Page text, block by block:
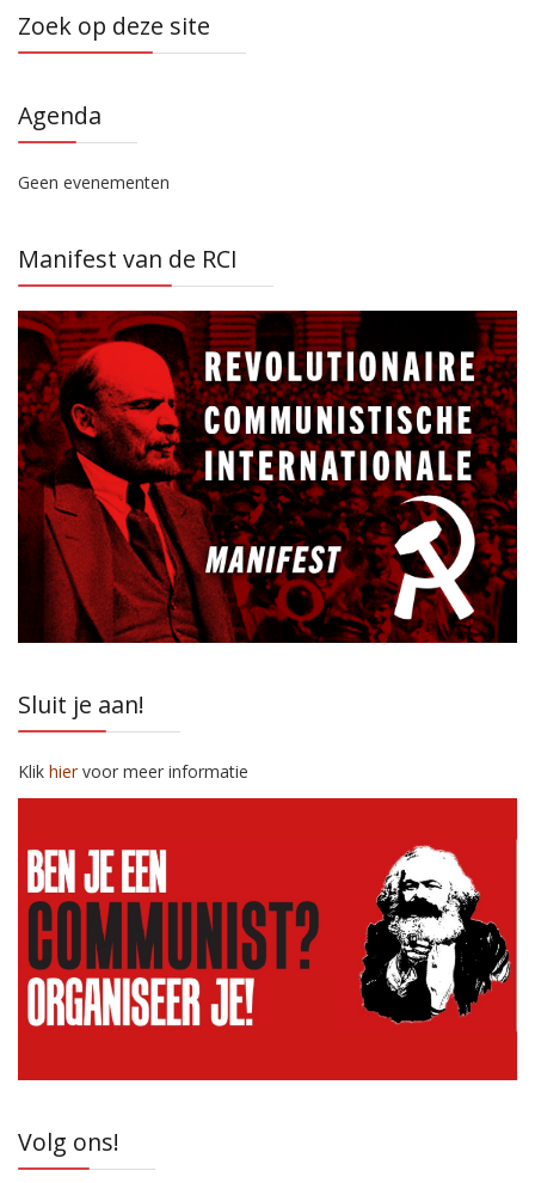
Zoek op deze site
Agenda
Geen evenementen
Manifest van de RCI
Sluit je aan!
Klik hiervoor meer informatie
Volg ons!